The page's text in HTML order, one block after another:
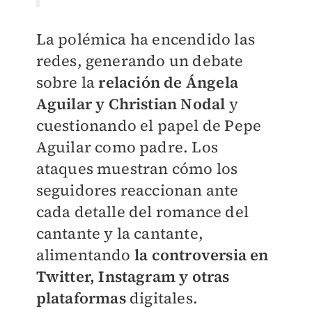
La polémica ha encendido las
redes, generando un debate
sobre larelación de Ángela
Aguilar y Christian Nodal y
cuestionando el papel de Pepe
Aguilar como padre. Los
ataques muestran cómo los
seguidores reaccionan ante
cada detalle del romance del
cantante y la cantante,
alimentando la controversia en
Twitter, Instagram y otras
plataformas digitales.